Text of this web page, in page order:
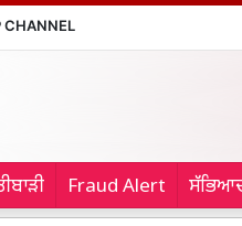
CHANNEL
Fraud Alert